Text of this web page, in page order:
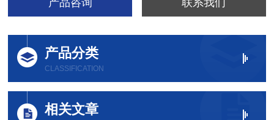
产品咨询 联系我们
产品分类
CLASSIFICATION
相关文章